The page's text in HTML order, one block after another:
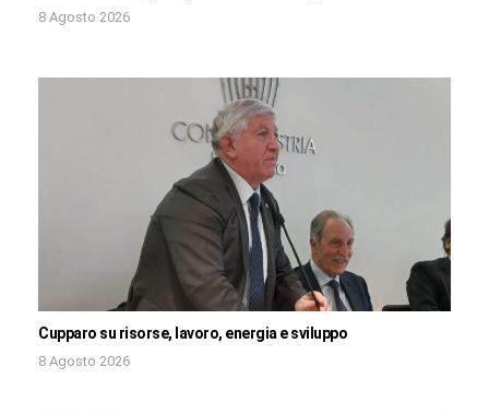
8 Agosto 2026
Cupparo su risorse, lavoro, energia e sviluppo
8 Agosto 2026